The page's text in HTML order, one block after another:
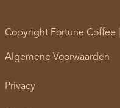
Copyright Fortune Coffee
Algemene Voorwaarden
Privacy